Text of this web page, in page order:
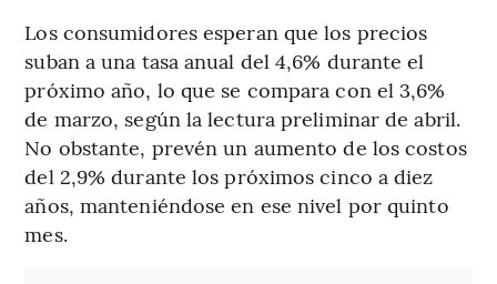
Los consumidores esperan que los precios
suban a una tasa anual del 4,6% durante el
próximo año, lo que se compara con el 3,6%
de marzo, según la lectura preliminar de abril.
No obstante, prevén un aumento de los costos
del 2,9% durante los próximos cinco a diez
años, manteniéndose en ese nivel por quinto
mes.